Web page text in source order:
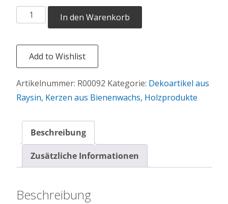
Hasenjunge
mit
Menge
In den Warenkorb
n
a
v
:
Add to Wishlist
Artikelnummer: R00092 Kategorie: Dekoartikel aus
Raysin, Kerzen aus Bienenwachs, Holzprodukte
Beschreibung
Zusätzliche Informationen
Beschreibung